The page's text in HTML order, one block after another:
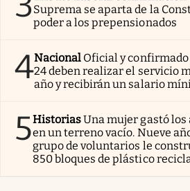
Suprema se aparta de la
poder a los prepensionados
4Nacional Oficial y confirmado
24 deben realizar el servicio
año y recibirán un salario
5HistoriasUna mujer gastó los
en un terreno vacío. Nueve
grupo de voluntarios le
850 bloques de plástico